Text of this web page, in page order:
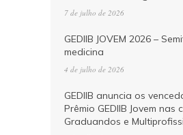
7 de julho de 2026
GEDIIB JOVEM 2026 –
medicina
4 de julho de 2026
GEDIIB anuncia os
Prêmio GEDIIB Jovem nas
Graduandos e